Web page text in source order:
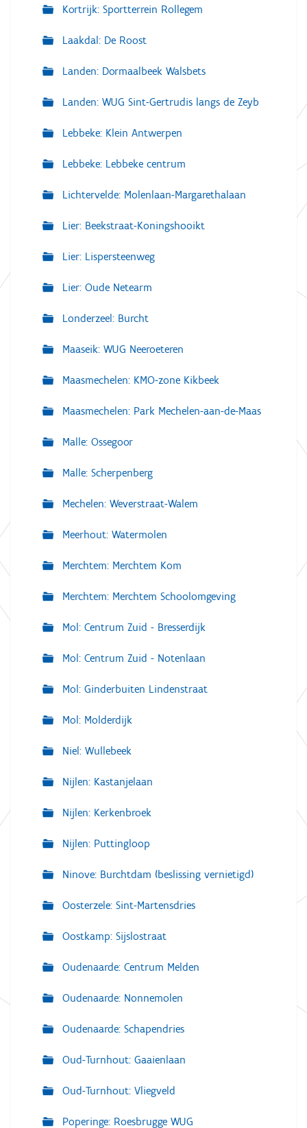
Kortrijk: Sportterrein Rollegem
Laakdal: De Roost
Landen: Dormaalbeek Walsbets
Landen: WUG Sint-Gertrudis langs de Zeyb
Lebbeke: Klein Antwerpen
Lebbeke: Lebbeke centrum
Lichtervelde: Molenlaan-Margarethalaan
Lier: Beekstraat-Koningshooikt
Lier: Lispersteenweg
Lier: Oude Netearm
Londerzeel: Burcht
Maaseik: WUG Neeroeteren
Maasmechelen: KMO-zone Kikbeek
Maasmechelen: Park Mechelen-aan-de-Maas
Malle: Ossegoor
Malle: Scherpenberg
Mechelen: Weverstraat-Walem
Meerhout: Watermolen
Merchtem: Merchtem Kom
Merchtem: Merchtem Schoolomgeving
Mol: Centrum Zuid - Bresserdijk
Mol: Centrum Zuid - Notenlaan
Mol: Ginderbuiten Lindenstraat
Mol: Molderdijk
Niel: Wullebeek
Nijlen: Kastanjelaan
Nijlen: Kerkenbroek
Nijlen: Puttingloop
Ninove: Burchtdam (beslissing vernietigd)
Oosterzele: Sint-Martensdries
Oostkamp: Sijslostraat
Oudenaarde: Centrum Melden
Oudenaarde: Nonnemolen
Oudenaarde: Schapendries
Oud-Turnhout: Gaaienlaan
Oud-Turnhout: Vliegveld
Poperinge: Roesbrugge WUG